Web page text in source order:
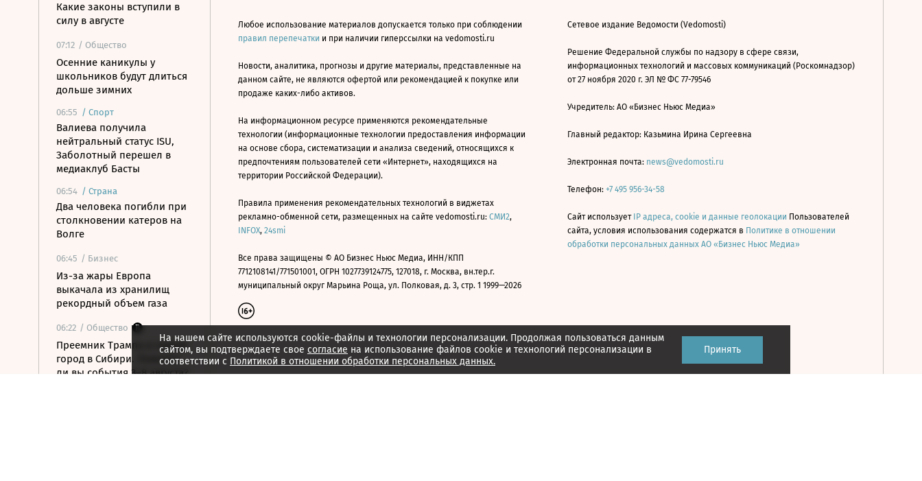
Какие законы вступили в
силу в августе
07:12 / Общество
Осенние каникулы у
школьников будут длиться
дольше зимних
06:55 / Спорт
Валиева получила
нейтральный статус ISU,
Заболотный перешел в
медиаклуб Басты
06:54 / Страна
Два человека погибли при
столкновении катеров на
Волге
06:45 / Бизнес
Из-за жары Европа
выкачала из хранилищ
рекордный объем газа
06:22 / Общество
Преемник Трампа и новый
город в Сибири. Помните
ли вы события 3–8 августа?
На нашем сайте используются cookie-файлы и технологии персонализации. Продолжая пользоваться данным
сайтом, вы подтверждаете свое согласие на использование файлов cookie и технологий персонализации в
соответствии с Политикой в отношении обработки персональных данных.
Принять
Любое использование материалов допускается только при соблюдении
правил перепечатки и при наличии гиперссылки на vedomosti.ru
Новости, аналитика, прогнозы и другие материалы, представленные на
данном сайте, не являются офертой или рекомендацией к покупке или
продаже каких-либо активов.
На информационном ресурсе применяются рекомендательные
технологии (информационные технологии предоставления информации
на основе сбора, систематизации и анализа сведений, относящихся к
предпочтениям пользователей сети «Интернет», находящихся на
территории Российской Федерации).
Правила применения рекомендательных технологий в виджетах
рекламно-обменной сети, размещенных на сайте vedomosti.ru: СМИ2,
INFOX, 24smi
Все права защищены © АО Бизнес Ньюс Медиа, ИНН/КПП
7712108141/771501001, ОГРН 1027739124775, 127018, г. Москва, вн.тер.г.
муниципальный округ Марьина Роща, ул. Полковая, д. 3, стр. 1 1999—2026
Сетевое издание Ведомости (Vedomosti)
Решение Федеральной службы по надзору в сфере связи,
информационных технологий и массовых коммуникаций (Роскомнадзор)
от 27 ноября 2020 г. ЭЛ № ФС 77-79546
Учредитель: АО «Бизнес Ньюс Медиа»
Главный редактор: Казьмина Ирина Сергеевна
Электронная почта: news@vedomosti.ru
Телефон: +7 495 956-34-58
Сайт использует IP адреса, cookie и данные геолокации Пользователей
сайта, условия использования содержатся в Политике в отношении
обработки персональных данных АО «Бизнес Ньюс Медиа»